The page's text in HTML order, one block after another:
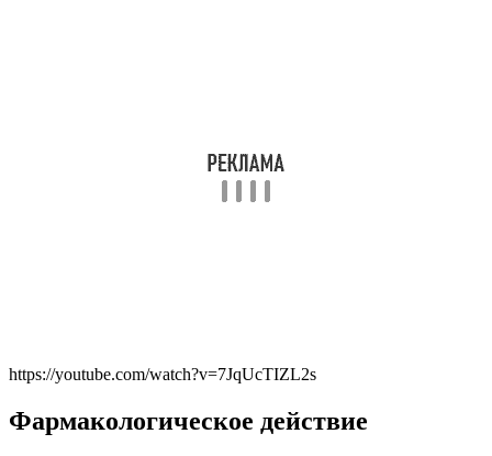
https://youtube.com/watch?v=7JqUcTIZL2s
Фармакологическое действие